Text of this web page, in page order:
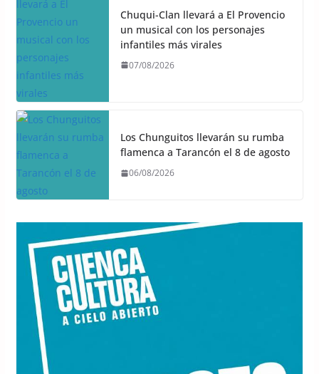
Chuqui-Clan llevará a El Provencio
un musical con los personajes
infantiles más virales
07/08/2026
Los Chunguitos llevarán su rumba
flamenca a Tarancón el 8 de agosto
06/08/2026